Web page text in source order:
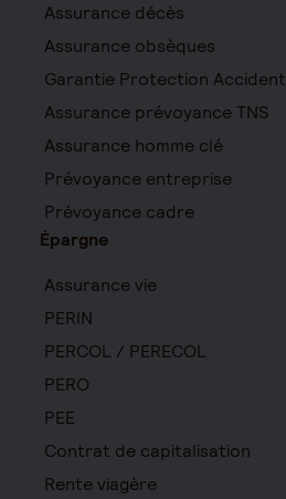
Assurance décès
Assurance obsèques
Garantie Protection Accident
Assurance prévoyance TNS
Assurance homme clé
Prévoyance entreprise
Prévoyance cadre
Épargne
Assurance vie
PERIN
PERCOL / PERECOL
PERO
PEE
Contrat de capitalisation
Rente viagère